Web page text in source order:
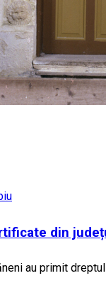
din
au primit